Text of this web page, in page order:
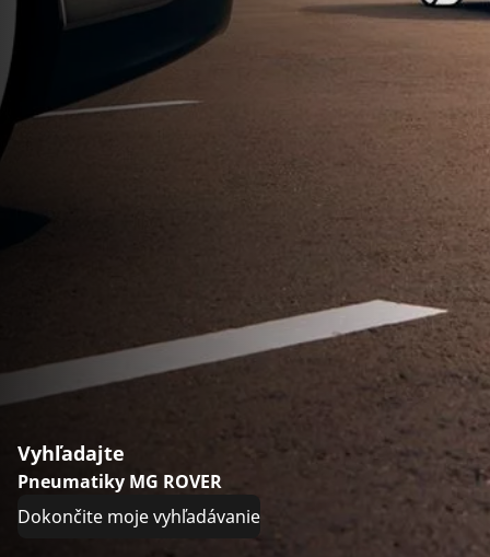
Vyhľadajte
Pneumatiky MG ROVER
Dokončite moje vyhľadávanie